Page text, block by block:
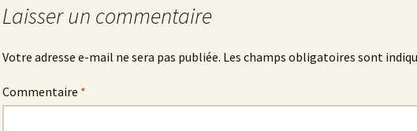
Laisser un commentaire
Votre adresse e-mail ne sera pas publiée. Les champs obligatoires sont
Commentaire *